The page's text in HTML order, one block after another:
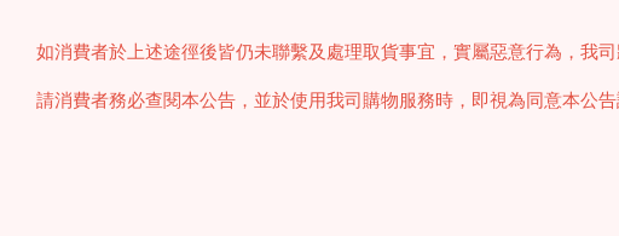
如消費者於上述途徑後皆仍未聯繫及處理取貨事宜，實屬惡意行為，我
請消費者務必查閱本公告，並於使用我司購物服務時，即視為同意本公告